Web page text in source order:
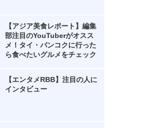
【アジア美食レポート】編集
部注目のYouTuberがオスス
メ！タイ・バンコクに行った
ら食べたいグルメをチェック
【エンタメRBB】注目の人に
インタビュー